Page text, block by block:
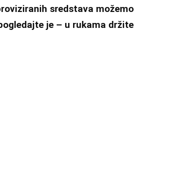
sredstava možemo
je – u rukama držite